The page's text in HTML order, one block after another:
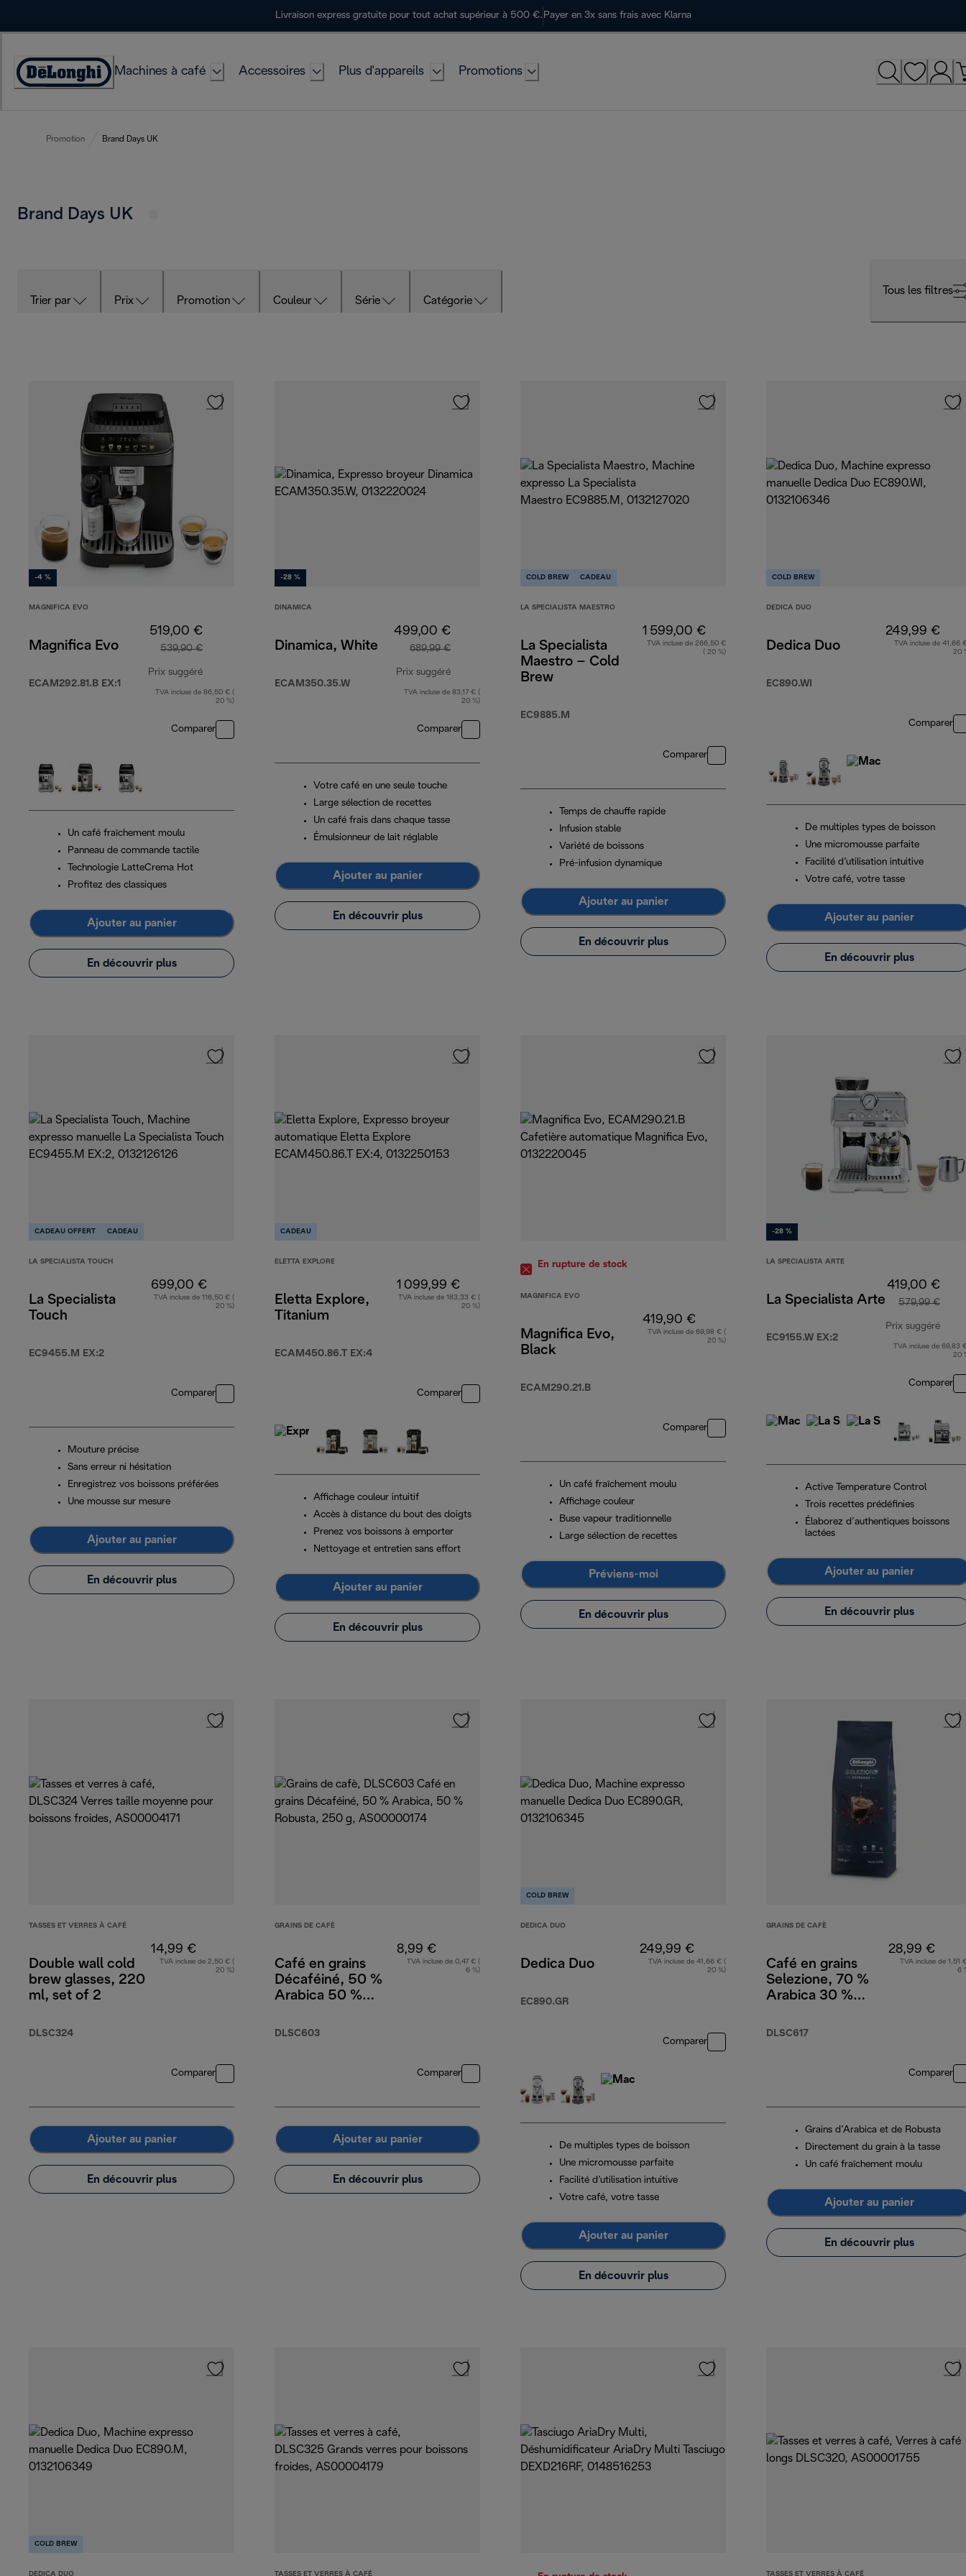
Livraison express gratuite pour tout achat supérieur à 500 €. Payer en 3x sans frais avec Klarna
Déclaration
Machines à café Accessoires Plus d'appareils Promotions
Promotion Brand Days UK
Brand Days UK
Trier par Prix Promotion Couleur Série Catégorie
Tous les filtres
-4 %
MAGNIFICA EVO
Magnifica Evo
ECAM292.81.B EX:1
519,00 €
539,90 €
Prix suggéré
prix original 539,90 €
TVA incluse de 86,50 € (
20 %)
Comparer
Un café fraîchement moulu
Panneau de commande tactile
Technologie LatteCrema Hot
Profitez des classiques
Ajouter au panier
En découvrir plus
-28 %
DINAMICA
Dinamica, White
ECAM350.35.W
499,00 €
689,99 €
Prix suggéré
prix original 689,99 €
TVA incluse de 83,17 € (
20 %)
Comparer
Votre café en une seule touche
Large sélection de recettes
Un café frais dans chaque tasse
Émulsionneur de lait réglable
Ajouter au panier
En découvrir plus
COLD BREW CADEAU
LA SPECIALISTA MAESTRO
La Specialista
Maestro – Cold
Brew
EC9885.M
1 599,00 €
TVA incluse de 266,50 €
( 20 %)
Comparer
Temps de chauffe rapide
Infusion stable
Variété de boissons
Pré-infusion dynamique
Ajouter au panier
En découvrir plus
COLD BREW
DEDICA DUO
Dedica Duo
EC890.WI
249,99 €
TVA incluse de 41,66
20
Comparer
De multiples types de boisson
Une micromousse parfaite
Facilité d’utilisation intuitive
Votre café, votre tasse
Ajouter au panier
En découvrir plus
CADEAU OFFERT CADEAU
LA SPECIALISTA TOUCH
La Specialista
Touch
EC9455.M EX:2
699,00 €
TVA incluse de 116,50 € (
20 %)
Comparer
Mouture précise
Sans erreur ni hésitation
Enregistrez vos boissons préférées
Une mousse sur mesure
Ajouter au panier
En découvrir plus
CADEAU
ELETTA EXPLORE
Eletta Explore,
Titanium
ECAM450.86.T EX:4
1 099,99 €
TVA incluse de 183,33 € (
20 %)
Comparer
Affichage couleur intuitif
Accès à distance du bout des doigts
Prenez vos boissons à emporter
Nettoyage et entretien sans effort
Ajouter au panier
En découvrir plus
En rupture de stock
MAGNIFICA EVO
Magnifica Evo,
Black
ECAM290.21.B
419,90 €
TVA incluse de 69,98 € (
20 %)
Comparer
Un café fraîchement moulu
Affichage couleur
Buse vapeur traditionnelle
Large sélection de recettes
Préviens-moi
En découvrir plus
-28 %
LA SPECIALISTA ARTE
La Specialista Arte
EC9155.W EX:2
419,00 €
579,99 €
Prix suggéré
prix
TVA incluse de 69,83
20
Comparer
Active Temperature Control
Trois recettes prédéfinies
Élaborez d’authentiques boissons
lactées
Ajouter au panier
En découvrir plus
TASSES ET VERRES À CAFÉ
Double wall cold
brew glasses, 220
ml, set of 2
DLSC324
14,99 €
TVA incluse de 2,50 € (
20 %)
Comparer
Ajouter au panier
En découvrir plus
GRAINS DE CAFÈ
Café en grains
Décaféiné, 50 %
Arabica 50 %
DLSC603
8,99 €
TVA incluse de 0,47 € (
6 %)
Comparer
Ajouter au panier
En découvrir plus
COLD BREW
DEDICA DUO
Dedica Duo
EC890.GR
249,99 €
TVA incluse de 41,66 € (
20 %)
Comparer
De multiples types de boisson
Une micromousse parfaite
Facilité d’utilisation intuitive
Votre café, votre tasse
Ajouter au panier
En découvrir plus
GRAINS DE CAFÈ
Café en grains
Selezione, 70 %
Arabica 30 %
DLSC617
28,99 €
TVA incluse de 1,51
6
Comparer
Grains d’Arabica et de Robusta
Directement du grain à la tasse
Un café fraîchement moulu
Ajouter au panier
En découvrir plus
COLD BREW
DEDICA DUO TASSES ET VERRES À CAFÉ TASSES ET VERRES À CAFÉ